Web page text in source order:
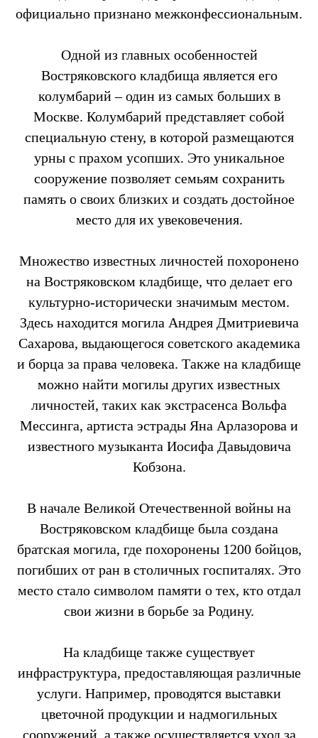
официально признано межконфессиональным.
Одной из главных особенностей
Востряковского кладбища является его
колумбарий – один из самых больших в
Москве. Колумбарий представляет собой
специальную стену, в которой размещаются
урны с прахом усопших. Это уникальное
сооружение позволяет семьям сохранить
память о своих близких и создать достойное
место для их увековечения.
Множество известных личностей похоронено
на Востряковском кладбище, что делает его
культурно-исторически значимым местом.
Здесь находится могила Андрея Дмитриевича
Сахарова, выдающегося советского академика
и борца за права человека. Также на кладбище
можно найти могилы других известных
личностей, таких как экстрасенса Вольфа
Мессинга, артиста эстрады Яна Арлазорова и
известного музыканта Иосифа Давыдовича
Кобзона.
В начале Великой Отечественной войны на
Востряковском кладбище была создана
братская могила, где похоронены 1200 бойцов,
погибших от ран в столичных госпиталях. Это
место стало символом памяти о тех, кто отдал
свои жизни в борьбе за Родину.
На кладбище также существует
инфраструктура, предоставляющая различные
услуги. Например, проводятся выставки
цветочной продукции и надмогильных
сооружений, а также осуществляется уход за